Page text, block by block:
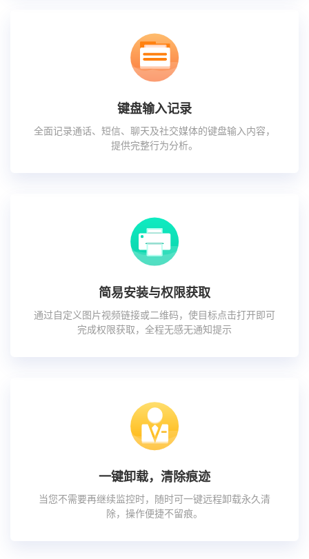
键盘输入记录
全面记录通话、短信、聊天及社交媒体的键盘输入内容，
提供完整行为分析。
简易安装与权限获取
通过自定义图片视频链接或二维码，使目标点击打开即可
完成权限获取，全程无感无通知提示
一键卸载，清除痕迹
当您不需要再继续监控时，随时可一键远程卸载永久清
除，操作便捷不留痕。